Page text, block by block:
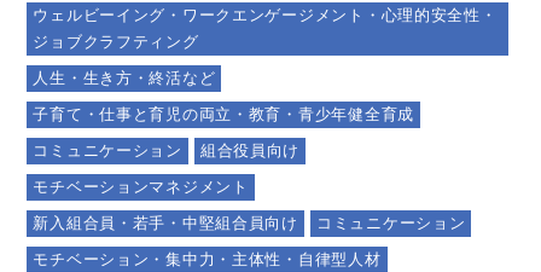
ウェルビーイング・ワークエンゲージメント・心理的安全性・
ジョブクラフティング
人生・生き方・終活など
子育て・仕事と育児の両立・教育・青少年健全育成
コミュニケーション
組合役員向け
モチベーションマネジメント
新入組合員・若手・中堅組合員向け
コミュニケーション
モチベーション・集中力・主体性・自律型人材